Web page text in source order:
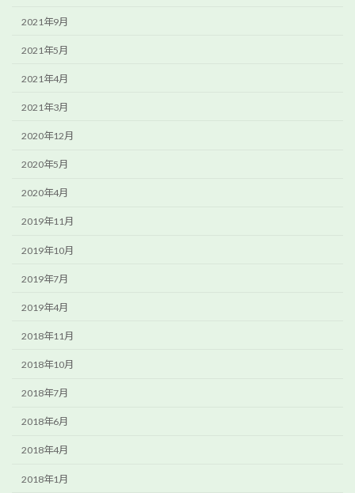
2021年9月
2021年5月
2021年4月
2021年3月
2020年12月
2020年5月
2020年4月
2019年11月
2019年10月
2019年7月
2019年4月
2018年11月
2018年10月
2018年7月
2018年6月
2018年4月
2018年1月